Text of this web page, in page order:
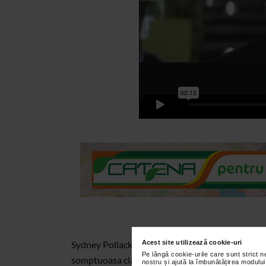
Acest site utilizează cookie-uri
Pe lângă cookie-urile care sunt strict
nostru și ajută la îmbunătățirea
Sydney Pollack a fost foarte dezamagit cand
somptuoasa cladire situata in estul